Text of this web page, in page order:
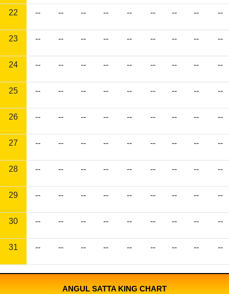
22 -- -- -- -- -- -- -- -- --
23 -- -- -- -- -- -- -- -- --
24 -- -- -- -- -- -- -- -- --
25 -- -- -- -- -- -- -- -- --
26 -- -- -- -- -- -- -- -- --
27 -- -- -- -- -- -- -- -- --
28 -- -- -- -- -- -- -- -- --
29 -- -- -- -- -- -- -- -- --
30 -- -- -- -- -- -- -- -- --
31 -- -- -- -- -- -- -- -- --
ANGUL SATTA KING CHART